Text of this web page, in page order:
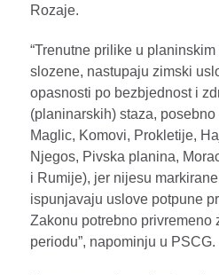
Rozaje.
“Trenutne prilike u
slozene, nastupaju zimski
opasnosti po bezbjednost i
(planinarskih) staza,
Maglic, Komovi, Prokletije,
Njegos, Pivska planina,
i Rumije), jer nijesu
ispunjavaju uslove potpune
Zakonu potrebno privremeno
periodu”, napominju u PSCG.